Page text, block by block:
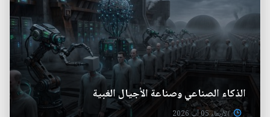
الذكاء الصناعي وصناعة الأجيال الغبية
الأربعاء 05 آب 2026